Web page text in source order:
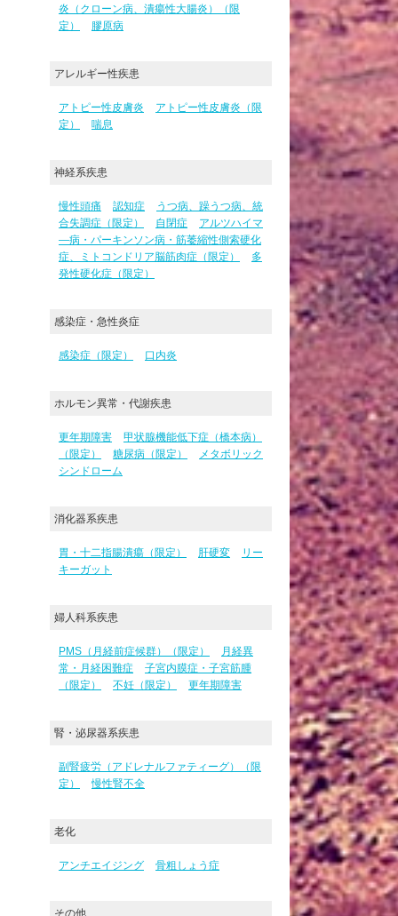
炎（クローン病、潰瘍性大腸炎）（限
定）
膠原病
アレルギー性疾患
アトピー性皮膚炎
アトピー性皮膚炎（限
定）
喘息
神経系疾患
慢性頭痛 認知症
うつ病、躁うつ病、統
合失調症（限定）
自閉症
アルツハイマ
―病・パーキンソン病・筋萎縮性側索硬化
症、ミトコンドリア脳筋肉症（限定）
多
発性硬化症（限定）
感染症・急性炎症
感染症（限定） 口内炎
ホルモン異常・代謝疾患
更年期障害
甲状腺機能低下症（橋本病）
（限定）
糖尿病（限定）
メタボリック
シンドローム
消化器系疾患
胃・十二指腸潰瘍（限定） 肝硬変
リー
キーガット
婦人科系疾患
PMS（月経前症候群）（限定）
月経異
常・月経困難症
子宮内膜症・子宮筋腫
（限定）
不妊（限定） 更年期障害
腎・泌尿器系疾患
副腎疲労（アドレナルファティーグ）（限
定）
慢性腎不全
老化
アンチエイジング 骨粗しょう症